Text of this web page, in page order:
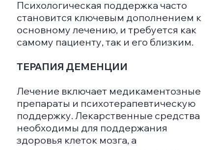
пациентом с деменцией
Живя рядом с человеком,
страдающим деменцией, важно
проявлять терпение и понимание,
уделять внимание его потребностям
медицинскую и социальную помощь.
Некоторые могут нуждаться в
повседневными задачами, такими как
личная гигиена и прием пищи.
Как спят люди с деменцией
Люди с деменцией могут испытывать
нарушения сна, включая бессонницу